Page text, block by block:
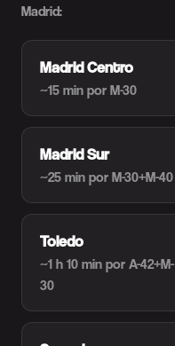
Madrid:
Madrid Centro
~15 min por M-30
Madrid Sur
~25 min por M-30+M-40
Toledo
~1 h 10 min por A-42+M-
30